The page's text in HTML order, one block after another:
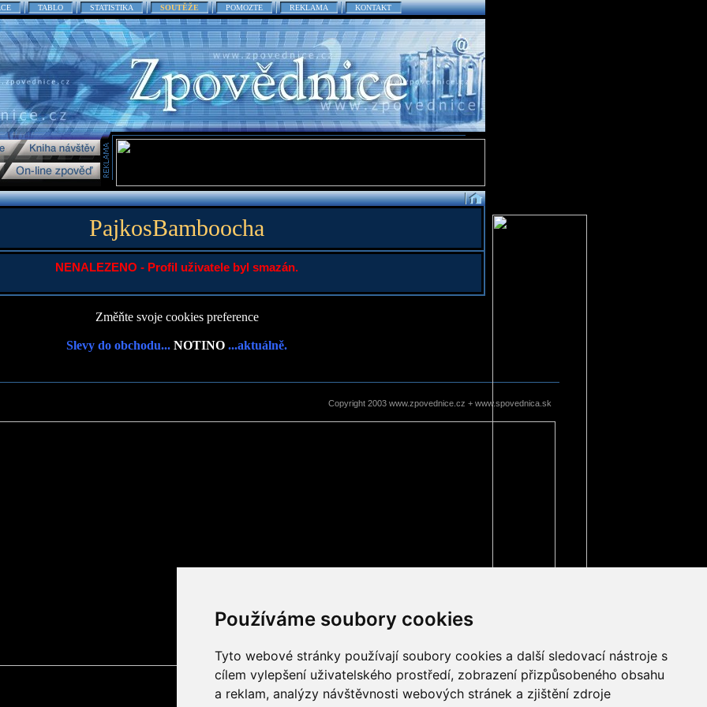
Používáme soubory cookies
Tyto webové stránky používají soubory cookies a další sledovací nástroje s
cílem vylepšení uživatelského prostředí, zobrazení přizpůsobeného obsahu
a reklam, analýzy návštěvnosti webových stránek a zjištění zdroje
TABLO STATISTIKA SOUTĚŽE POMOZTE REKLAMA KONTAKT
PajkosBamboocha
NENALEZENO - Profil uživatele byl smazán.
Změňte svoje cookies preference
Slevy do obchodu... NOTINO ...aktuálně.
Copyright 2003 www.zpovednice.cz + www.spovednica.sk